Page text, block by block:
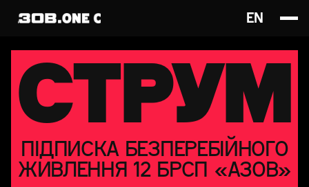
EN
СТРУМ
ПІДПИСКА БЕЗПЕРЕБІЙНОГО
ЖИВЛЕННЯ 12 БРСП «АЗОВ»